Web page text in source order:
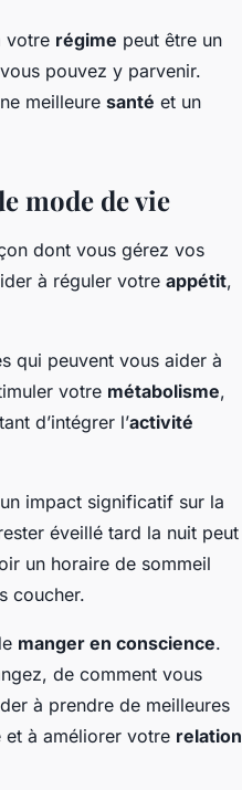
votre régime peut être un
pouvez y parvenir.
meilleure santé et un
mode de vie
dont vous gérez vos
à réguler votre appétit,
qui peuvent vous aider à
votre métabolisme,
d’intégrer l’activité
impact significatif sur la
éveillé tard la nuit peut
un horaire de sommeil
coucher.
manger en conscience.
de comment vous
à prendre de meilleures
à améliorer votre relation